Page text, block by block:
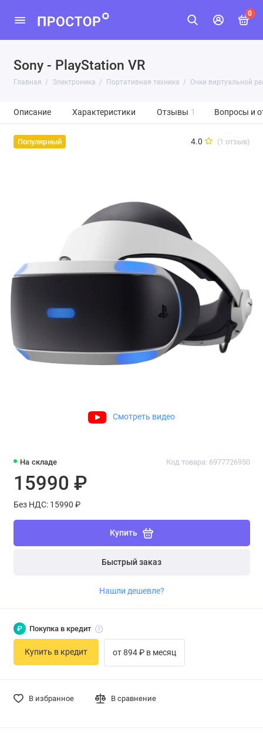
0
Sony - PlayStation VR
Главная Электроника Портативная техника Очки виртуальной
Описание Характеристики Отзывы 1 Вопросы и
Популярный 4.0 (1 отзыв)
Смотреть видео
На складе Код товара: 6977726950
15990 ₽
Без НДС: 15990 ₽
Купить
Быстрый заказ
Нашли дешевле?
В избранное В сравнение
₽ Покупка в кредит
Купить в кредит от 894 ₽ в месяц